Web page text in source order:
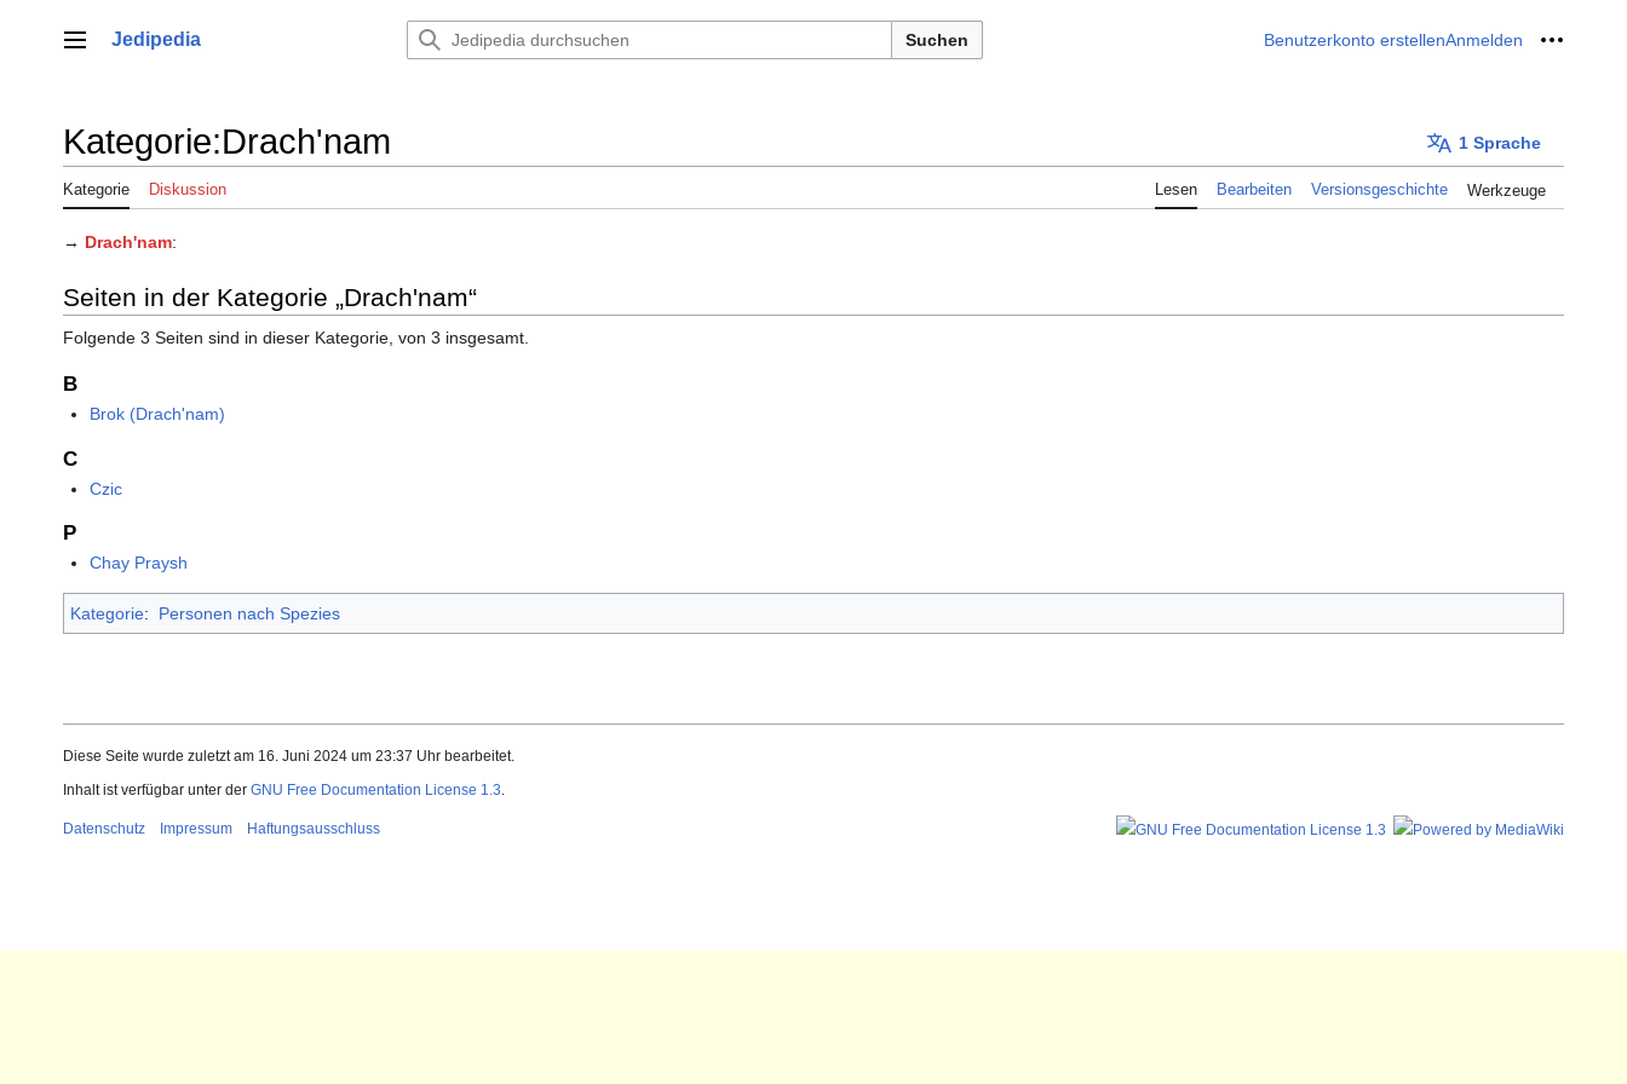
springenHauptmenü
Jedipedia Suchen Benutzerkonto erstellenAnmelden Meine
Kategorie:Drach'nam 1 Sprache
Kategorie Diskussion Lesen Bearbeiten Versionsgeschichte Werkzeuge
→ Drach'nam:
Seiten in der Kategorie „Drach'nam“
Folgende 3 Seiten sind in dieser Kategorie, von 3 insgesamt.
B
Brok (Drach'nam)
C
Czic
P
Chay Praysh
Kategorie: Personen nach Spezies
Diese Seite wurde zuletzt am 16. Juni 2024 um 23:37 Uhr bearbeitet.
Inhalt ist verfügbar unter der GNU Free Documentation License 1.3.
Datenschutz Impressum Haftungsausschluss